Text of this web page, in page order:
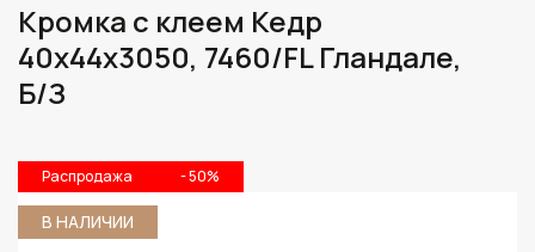
Кромка с клеем Кедр
40х44х3050, 7460/FL Гландале,
Б/З
Распродажа - 50%
В НАЛИЧИИ